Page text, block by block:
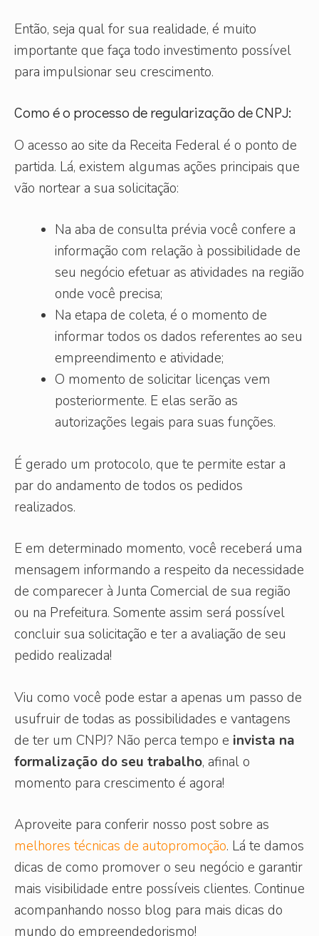
Então, seja qual for sua realidade, é muito
importante que faça todo investimento possível
para impulsionar seu crescimento.
Como é o processo de regularização de CNPJ:
O acesso ao site da Receita Federal é o ponto de
partida. Lá, existem algumas ações principais que
vão nortear a sua solicitação:
Na aba de consulta prévia você confere a
informação com relação à possibilidade de
seu negócio efetuar as atividades na região
onde você precisa;
Na etapa de coleta, é o momento de
informar todos os dados referentes ao seu
empreendimento e atividade;
O momento de solicitar licenças vem
posteriormente. E elas serão as
autorizações legais para suas funções.
É gerado um protocolo, que te permite estar a
par do andamento de todos os pedidos
realizados.
E em determinado momento, você receberá uma
mensagem informando a respeito da necessidade
de comparecer à Junta Comercial de sua região
ou na Prefeitura. Somente assim será possível
concluir sua solicitação e ter a avaliação de seu
pedido realizada!
Viu como você pode estar a apenas um passo de
usufruir de todas as possibilidades e vantagens
de ter um CNPJ? Não perca tempo e invista na
formalização do seu trabalho, afinal o
momento para crescimento é agora!
Aproveite para conferir nosso post sobre as
melhores técnicas de autopromoção. Lá te damos
dicas de como promover o seu negócio e garantir
mais visibilidade entre possíveis clientes. Continue
acompanhando nosso blog para mais dicas do
mundo do empreendedorismo!